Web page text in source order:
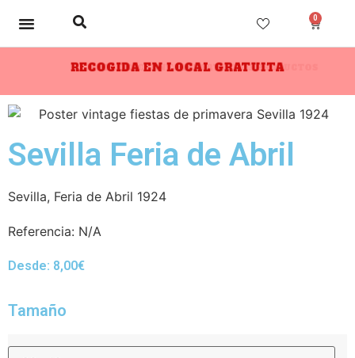
0
10% DESCUENTO A PARTIR DE 3 PRODUCTOS
RECOGIDA EN LOCAL GRATUITA
Sevilla Feria de Abril
Sevilla, Feria de Abril 1924
Referencia: N/A
Desde: 8,00€
Tamaño